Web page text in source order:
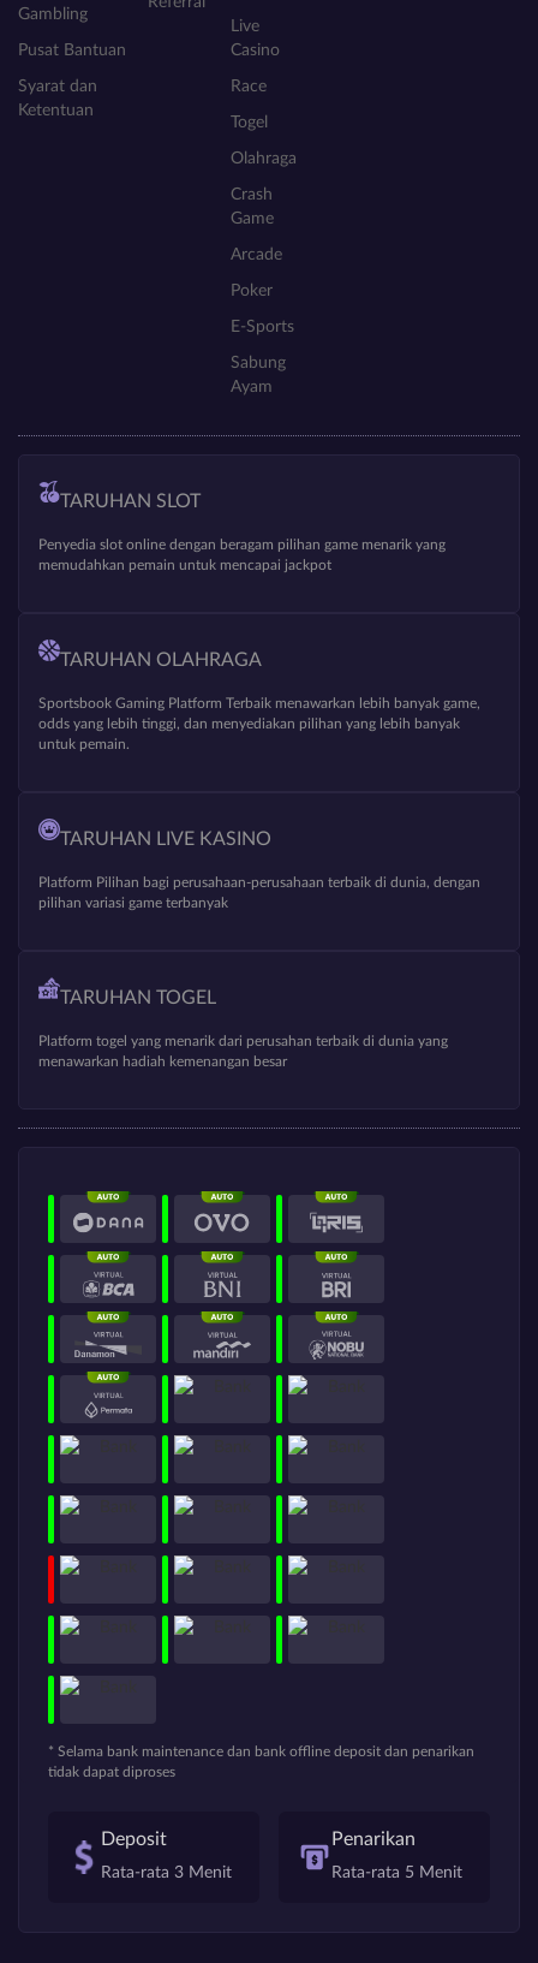
Gambling
Pusat Bantuan
Syarat dan
Ketentuan
Live
Casino
Race
Togel
Olahraga
Crash
Game
Arcade
Poker
E-Sports
Sabung
Ayam
TARUHAN SLOT
Penyedia slot online dengan beragam pilihan game menarik yang
memudahkan pemain untuk mencapai jackpot
TARUHAN OLAHRAGA
Sportsbook Gaming Platform Terbaik menawarkan lebih banyak game,
odds yang lebih tinggi, dan menyediakan pilihan yang lebih banyak
untuk pemain.
TARUHAN LIVE KASINO
Platform Pilihan bagi perusahaan-perusahaan terbaik di dunia, dengan
pilihan variasi game terbanyak
TARUHAN TOGEL
Platform togel yang menarik dari perusahan terbaik di dunia yang
menawarkan hadiah kemenangan besar
* Selama bank maintenance dan bank offline deposit dan penarikan
tidak dapat diproses
Deposit
Rata-rata 3 Menit
Penarikan
Rata-rata 5 Menit